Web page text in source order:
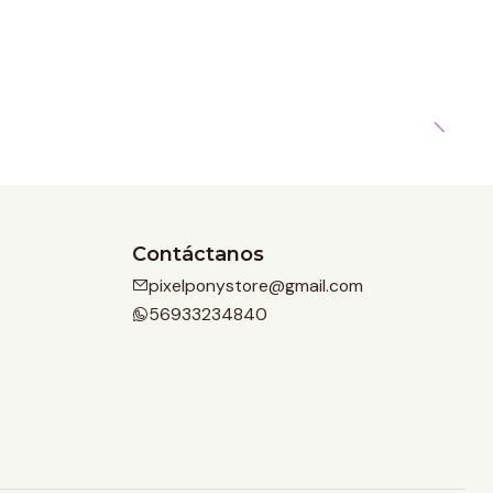
Contáctanos
pixelponystore@gmail.com
56933234840